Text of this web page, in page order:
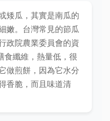
矮瓜，其實是南瓜的
嫩。台灣常見的節瓜
政院農業委員會的資
食纖維，熱量低，很
做煎餅，因為它水分
香脆，而且味道清